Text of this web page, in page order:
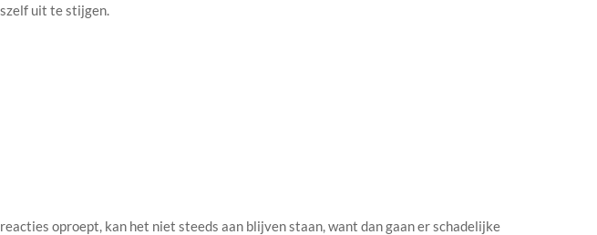
uit te stijgen.
oproept, kan het niet steeds aan blijven staan, want dan gaan er schadelijke